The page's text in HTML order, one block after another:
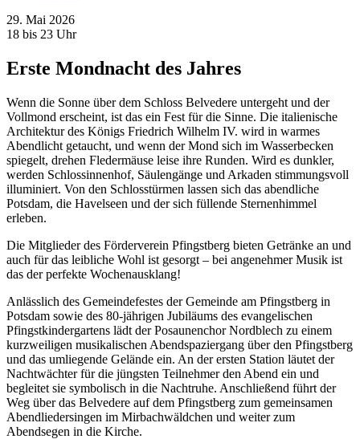
29. Mai 2026
18 bis 23 Uhr
Erste Mondnacht des Jahres
Wenn die Sonne über dem Schloss Belvedere untergeht und der
Vollmond erscheint, ist das ein Fest für die Sinne. Die italienische
Architektur des Königs Friedrich Wilhelm IV. wird in warmes
Abendlicht getaucht, und wenn der Mond sich im Wasserbecken
spiegelt, drehen Fledermäuse leise ihre Runden. Wird es dunkler,
werden Schlossinnenhof, Säulengänge und Arkaden stimmungsvoll
illuminiert. Von den Schlosstürmen lassen sich das abendliche
Potsdam, die Havelseen und der sich füllende Sternenhimmel
erleben.
Die Mitglieder des Förderverein Pfingstberg bieten Getränke an und
auch für das leibliche Wohl ist gesorgt – bei angenehmer Musik ist
das der perfekte Wochenausklang!
Anlässlich des Gemeindefestes der Gemeinde am Pfingstberg in
Potsdam sowie des 80-jährigen Jubiläums des evangelischen
Pfingstkindergartens lädt der Posaunenchor Nordblech zu einem
kurzweiligen musikalischen Abendspaziergang über den Pfingstberg
und das umliegende Gelände ein. An der ersten Station läutet der
Nachtwächter für die jüngsten Teilnehmer den Abend ein und
begleitet sie symbolisch in die Nachtruhe. Anschließend führt der
Weg über das Belvedere auf dem Pfingstberg zum gemeinsamen
Abendliedersingen im Mirbachwäldchen und weiter zum
Abendsegen in die Kirche.